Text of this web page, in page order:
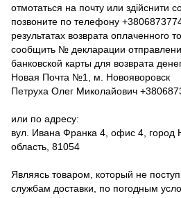
отмотаться на почту или здійснити
позвоните по телефону
результатах возврата оплаченного
сообщить № декларации
банковской карты для возврата
Новая Почта №1, м. Новояворовск
Петруха Олег Миколайович
или по адресу:
вул. Ивана Франка 4, офис 4, город
область, 81054
Являясь товаром, который не
службам доставки, по погодным